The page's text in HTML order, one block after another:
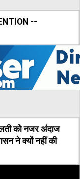
--
को नजर अंदाज
ने क्यों नहीं की